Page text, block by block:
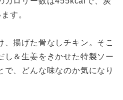
す。
揚げた骨なしチキン。そこ
し＆生姜をきかせた特製ソー
で、どんな味なのか気になり